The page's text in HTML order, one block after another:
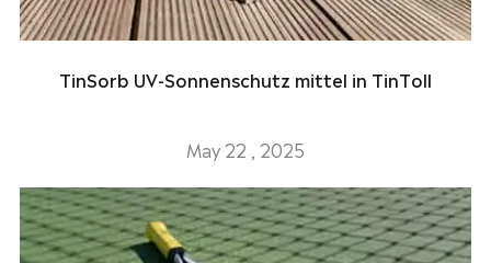
TinSorb UV-Sonnenschutz mittel in TinToll
May 22 , 2025